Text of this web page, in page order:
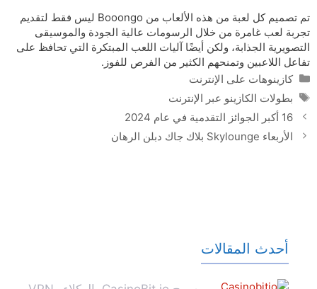
تم تصميم كل لعبة من هذه الألعاب من Booongo ليس فقط لتقديم
تجربة لعب غامرة من خلال الرسومات عالية الجودة والموسيقى
التصويرية الجذابة، ولكن أيضًا آليات اللعب المبتكرة التي تحافظ على
تفاعل اللاعبين وتمنحهم الكثير من الفرص للفوز.
Categories
كازينوهات على الإنترنت
Tags
بطولات الكازينو عبر الإنترنت
16 أكبر الجوائز التقدمية في عام 2024
الأربعاء Skylounge بلاك جاك دبلن الرهان
أحدث المقالات